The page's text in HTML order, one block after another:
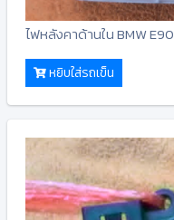
ไฟหลังคาด้านใน BMW E90
หยิบใส่รถเข็น